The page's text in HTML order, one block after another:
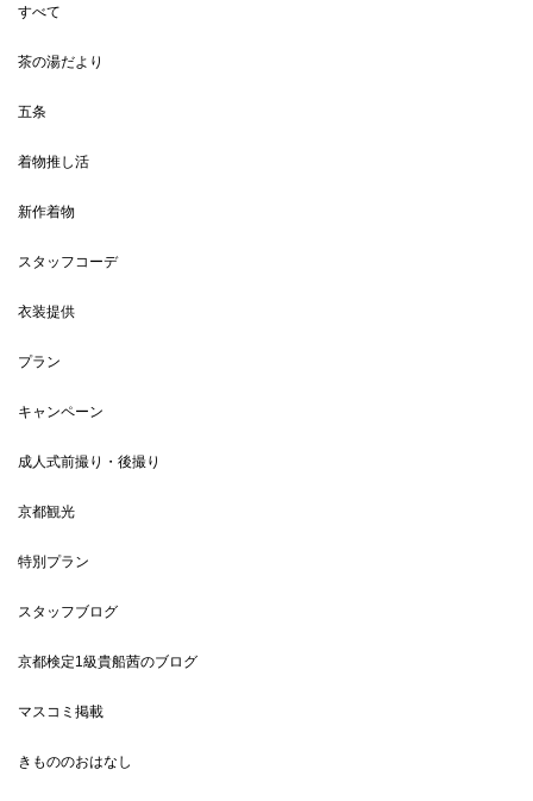
すべて
茶の湯だより
五条
着物推し活
新作着物
スタッフコーデ
衣装提供
プラン
キャンペーン
成人式前撮り・後撮り
京都観光
特別プラン
スタッフブログ
京都検定1級貴船茜のブログ
マスコミ掲載
きもののおはなし